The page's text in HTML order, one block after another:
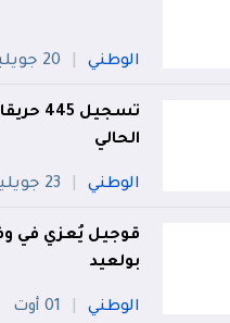
الوطني 20 جويلية
الحالي
الوطني 23 جويلية
قوجيل يُعزي في
بولعيد
الوطني 01 أوت